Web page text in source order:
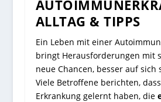
ALLTAG & TIPPS
Ein Leben mit einer
bringt Herausforderungen mit
neue Chancen, besser auf sich
Viele Betroffene berichten,
Erkrankung gelernt haben, die